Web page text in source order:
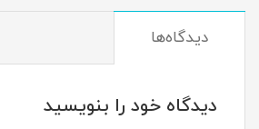
دیدگاه‌ها
دیدگاه خود را بنویسید